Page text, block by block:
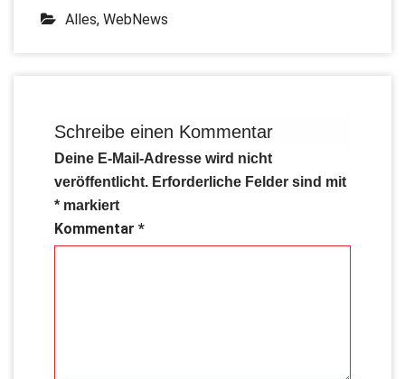
Alles, WebNews
Schreibe einen Kommentar
Deine E-Mail-Adresse wird nicht
veröffentlicht. Erforderliche Felder sind mit
* markiert
Kommentar *